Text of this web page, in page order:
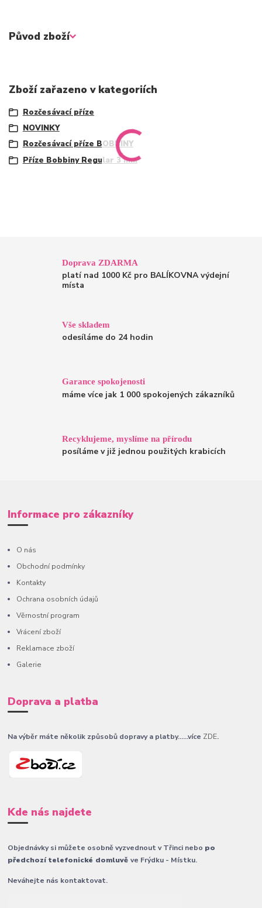
Původ zboží
Zboží zařazeno v kategoriích
Rozčesávací příze
NOVINKY
Rozčesávací příze BOBBINY
Příze Bobbiny Regular 3 mm
Doprava ZDARMA
platí nad 1000 Kč pro BALÍKOVNA výdejní
místa
Vše skladem
odesíláme do 24 hodin
Garance spokojenosti
máme více jak 1 000 spokojených zákazníků
Recyklujeme, myslíme na přírodu
posíláme v již jednou použitých krabicích
Informace pro zákazníky
O nás
Obchodní podmínky
Kontakty
Ochrana osobních údajů
Věrnostní program
Vrácení zboží
Reklamace zboží
Galerie
Doprava a platba
Na výběr máte několik způsobů dopravy a platby......více ZDE.
Kde nás najdete
Objednávky si můžete osobně vyzvednout v Třinci nebo po
předchozí telefonické domluvěve Frýdku - Místku.
Neváhejte nás kontaktovat.